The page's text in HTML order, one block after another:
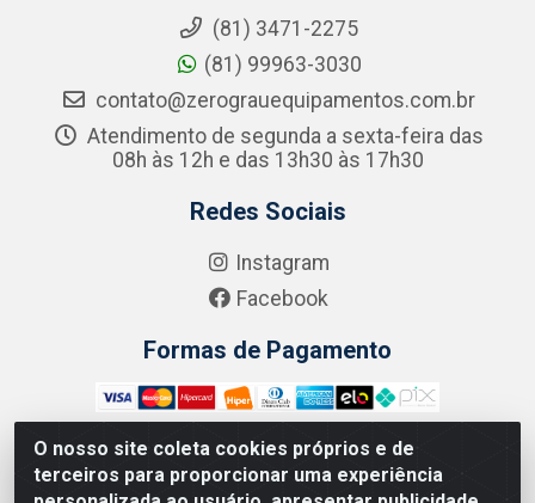
O nosso site coleta cookies próprios e de
terceiros para proporcionar uma experiência
(81) 3471-2275
(81) 99963-3030
contato@zerograuequipamentos.com.br
Atendimento de segunda a sexta-feira das
08h às 12h e das 13h30 às 17h30
Redes Sociais
Instagram
Facebook
Formas de Pagamento
Zero Grau - Rua Jean Emile Favre, 746 - Ipsep,